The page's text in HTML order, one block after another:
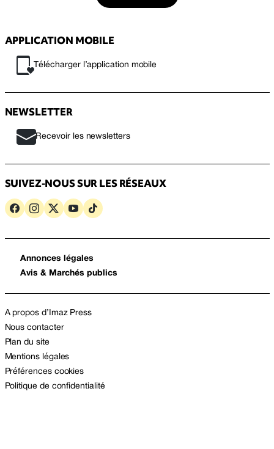
APPLICATION MOBILE
Télécharger l’application mobile
NEWSLETTER
Recevoir les newsletters
SUIVEZ-NOUS SUR LES RÉSEAUX
Annonces légales
Avis & Marchés publics
A propos d’Imaz Press
Nous contacter
Plan du site
Mentions légales
Préférences cookies
Politique de confidentialité